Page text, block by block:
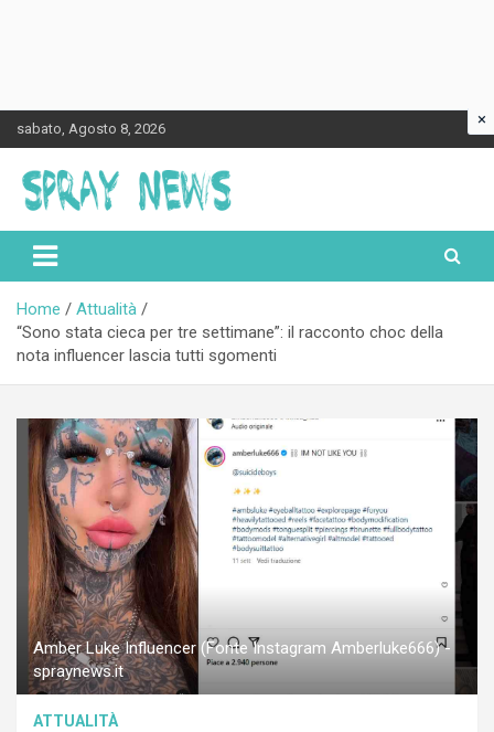
to
content
sabato, Agosto 8, 2026
Spraynews.it
Home
Attualità
“Sono stata cieca per tre settimane”: il racconto choc della
nota influencer lascia tutti sgomenti
Amber Luke Influencer (Fonte Instagram Amberluke666) -
spraynews.it
ATTUALITÀ
×